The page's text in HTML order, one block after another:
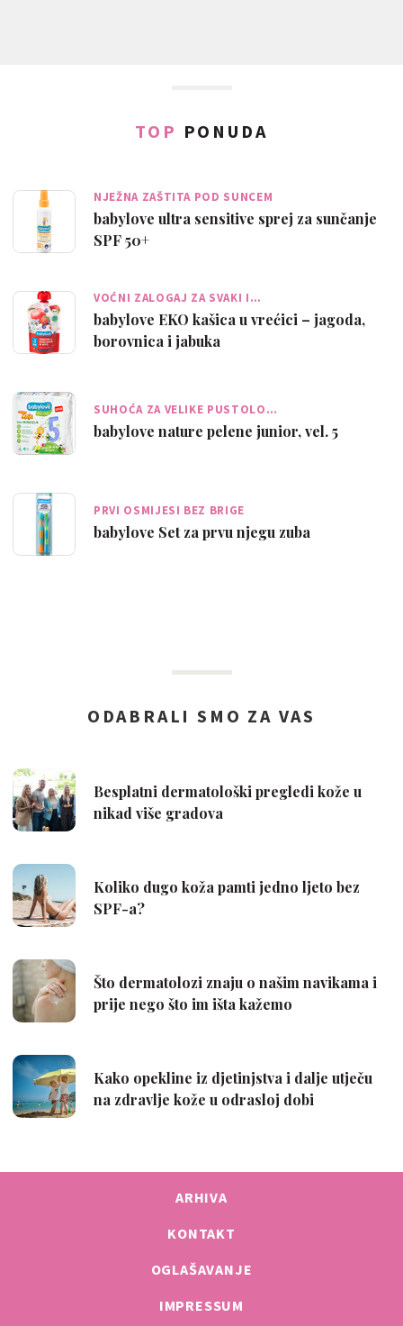
TOP PONUDA
NJEŽNA ZAŠTITA POD SUNCEM
babylove ultra sensitive sprej za sunčanje
SPF 50+
VOĆNI ZALOGAJ ZA SVAKI I…
babylove EKO kašica u vrećici – jagoda,
borovnica i jabuka
SUHOĆA ZA VELIKE PUSTOLO…
babylove nature pelene junior, vel. 5
PRVI OSMIJESI BEZ BRIGE
babylove Set za prvu njegu zuba
ARHIVA
KONTAKT
OGLAŠAVANJE
IMPRESSUM